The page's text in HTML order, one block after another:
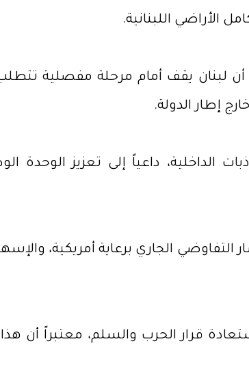
اللبنانية.
أن لبنان يقف أمام مرحلة مفصلية
إطار الدولة.
الداخلية، داعياً إلى تعزيز الوحدة
الجاري برعاية أمريكية،
قرار الحرب والسلم، معتبراً أن هذا